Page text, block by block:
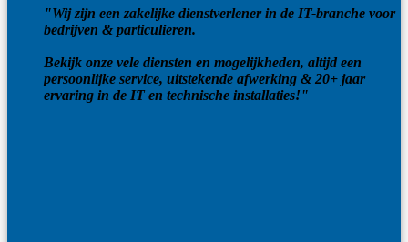
"Wij zijn een zakelijke dienstverlener in de IT-branche voor
bedrijven & particulieren.
Bekijk onze vele diensten en mogelijkheden, altijd een
persoonlijke service, uitstekende afwerking & 20+ jaar
ervaring in de IT en technische installaties!"